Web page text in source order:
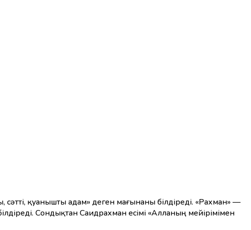
сәтті, қуанышты адам» деген мағынаны білдіреді. «Рахман» —
Сондықтан Саидрахман есімі «Алланың мейірімімен